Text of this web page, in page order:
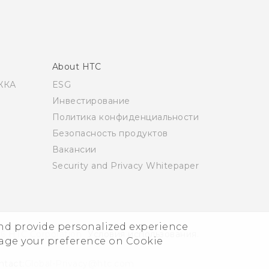
provide personalized experience
your preference on Cookie
About HTC
ESG
Инвестирование
Политика конфиденциальности
Безопасность продуктов
Вакансии
Security and Privacy Whitepaper
HTC Corporation Условия использования.